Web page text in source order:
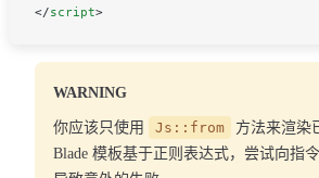
</script>
WARNING
你应该只使用 Js::from
方法来渲染
Blade 模板基于正则表达式，尝试向指